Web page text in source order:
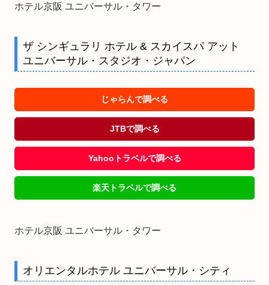
ホテル京阪 ユニバーサル・タワー
ザ シンギュラリ ホテル & スカイスパ アット
ユニバーサル・スタジオ・ジャパン
じゃらんで調べる
JTBで調べる
Yahooトラベルで調べる
楽天トラベルで調べる
ホテル京阪 ユニバーサル・タワー
オリエンタルホテル ユニバーサル・シティ